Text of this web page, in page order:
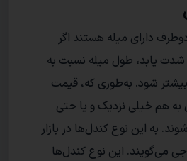
دارای میله هستند اگر
شدت یابد، طول میله نسبت به
شود. به‌طوری که، قیمت
به هم خیلی نزدیک و یا حتی
به این نوع کندل‌ها در بازار
می‌گویند. این نوع کندل‌ها